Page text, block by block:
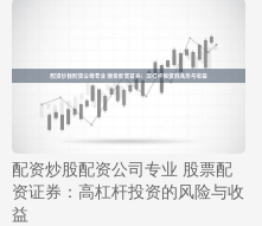
配资炒股配资公司专业 股票配
资证券：高杠杆投资的风险与收
益